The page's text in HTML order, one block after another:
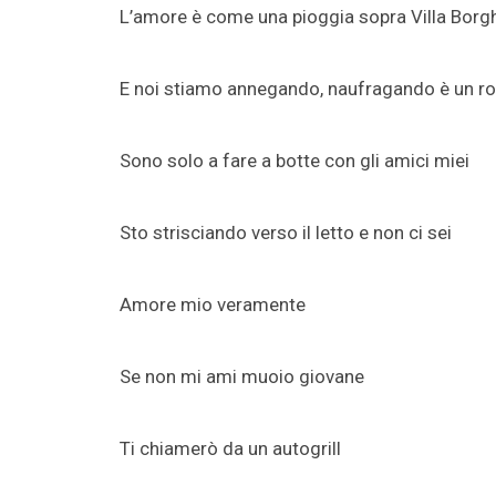
L’amore è come una pioggia sopra Villa
E noi stiamo annegando, naufragando è un
Sono solo a fare a botte con gli amici miei
Sto strisciando verso il letto e non ci sei
Amore mio veramente
Se non mi ami muoio giovane
Ti chiamerò da un autogrill